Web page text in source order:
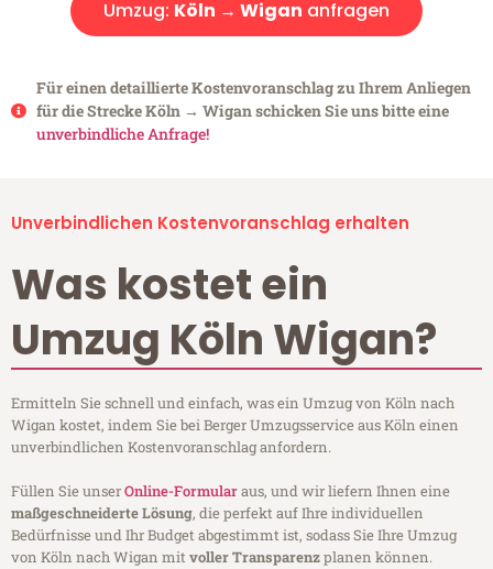
Umzug: Köln → Wigan anfragen
Für einen detaillierte Kostenvoranschlag zu Ihrem Anliegen
für die Strecke Köln → Wigan schicken Sie uns bitte eine
unverbindliche Anfrage!
Unverbindlichen Kostenvoranschlag erhalten
Was kostet ein
Umzug Köln Wigan?
Ermitteln Sie schnell und einfach, was ein Umzug von Köln nach
Wigan kostet, indem Sie bei Berger Umzugsservice aus Köln einen
unverbindlichen Kostenvoranschlag anfordern.
Füllen Sie unserOnline-Formularaus, und wir liefern Ihnen eine
maßgeschneiderte Lösung, die perfekt auf Ihre individuellen
Bedürfnisse und Ihr Budget abgestimmt ist, sodass Sie Ihre Umzug
von Köln nach Wigan mitvoller Transparenzplanen können.